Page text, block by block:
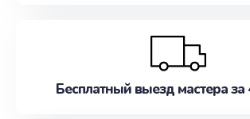
Бесплатный выезд мастера за